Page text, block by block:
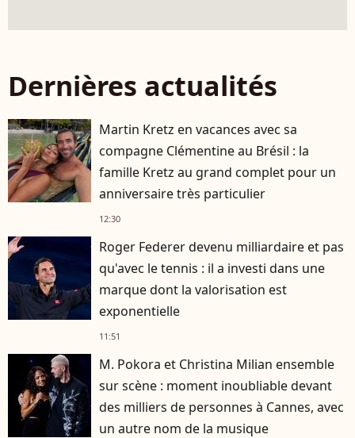
Dernières actualités
Martin Kretz en vacances avec sa
compagne Clémentine au Brésil : la
famille Kretz au grand complet pour un
anniversaire très particulier
12:30
Roger Federer devenu milliardaire et pas
qu'avec le tennis : il a investi dans une
marque dont la valorisation est
exponentielle
11:51
M. Pokora et Christina Milian ensemble
sur scène : moment inoubliable devant
des milliers de personnes à Cannes, avec
un autre nom de la musique